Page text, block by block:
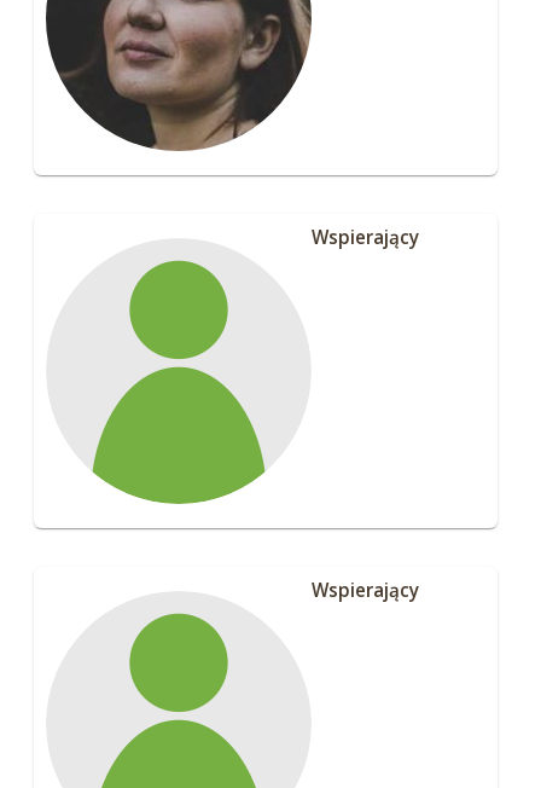
Wspierający
Wspierający